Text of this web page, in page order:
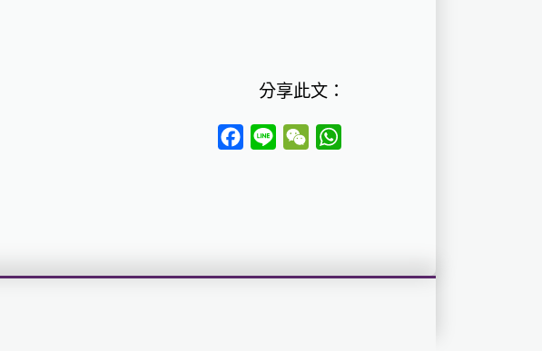
分享此文：
Facebook
Line WeChat